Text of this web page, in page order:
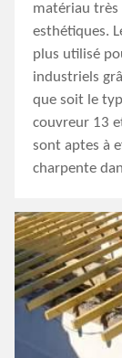
matériau
esthétiques.
plus utilisé
industriels
que soit le
couvreur 13
sont aptes à
charpente